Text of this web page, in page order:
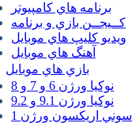
برنامه هاي كامپيوتر
كــيجــن بازي و برنامه
ويديو كليپ هاي موبايل
آهنگ هاي موبايل
بازي هاي موبايل
نوكيا ورژن 6 و 7 و 8
نوكيا ورژن 9.1 و 9.2
سوني اريكسون ورژن 1